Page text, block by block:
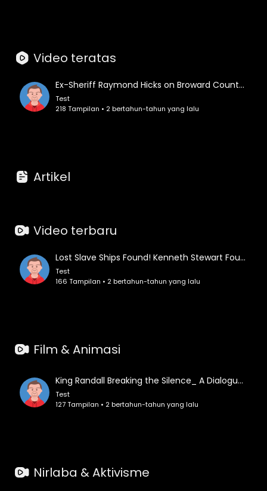
Video teratas
Ex-Sheriff Raymond Hicks on Broward County PD Corruption and BCPD Manufacturing Crack for Drug Bust
Test
218 Tampilan • 2 bertahun-tahun yang lalu
Artikel
Video terbaru
Lost Slave Ships Found! Kenneth Stewart Founder of Diving with a Purpose on Wrecked Slave Ships
Test
166 Tampilan • 2 bertahun-tahun yang lalu
Film & Animasi
King Randall Breaking the Silence_ A Dialogue on Overcoming Molestation in Black Boys
Test
127 Tampilan • 2 bertahun-tahun yang lalu
Nirlaba & Aktivisme